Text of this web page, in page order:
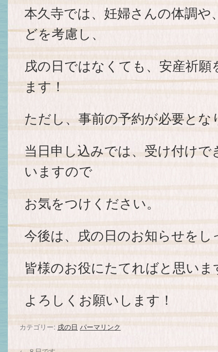
本久寺では、妊婦さんの体調や
どを考慮し、
戌の日ではなくても、安産祈
ます！
ただし、事前の予約が必要とな
当日申し込みでは、受け付けで
いますので
お気をつけください。
今後は、戌の日のお知らせを
皆様のお役にたてればと思いま
よろしくお願いします！
カテゴリー: 戌の日 パーマリンク